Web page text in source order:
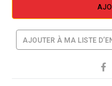
AJOUTER À MA LISTE